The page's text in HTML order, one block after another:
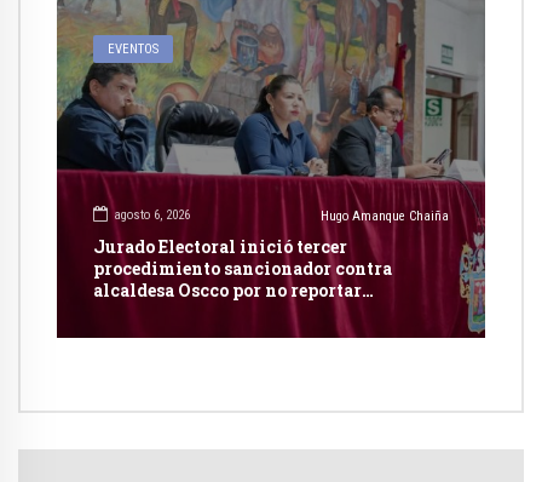
EVENTOS
agosto 6, 2026 Hugo Amanque Chaiña
Jurado Electoral inició tercer
procedimiento sancionador contra
alcaldesa Oscco por no reportar